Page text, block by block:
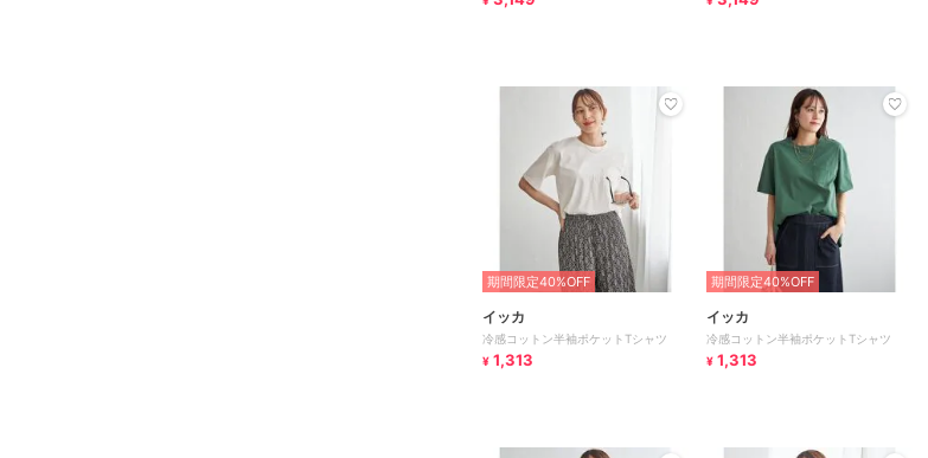
期間限定40%OFF
イッカ
冷感コットン半袖ポケットTシャツ
¥ 1,313
期間限定40%OFF
イッカ
冷感コットン半袖ポケットTシャツ
¥ 1,313